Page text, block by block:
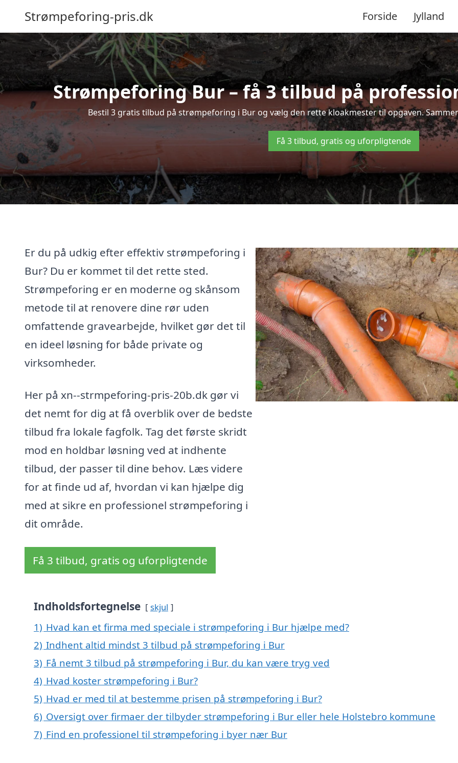
Strømpeforing-pris.dk Forside Jylland
Strømpeforing Bur – få 3 tilbud på
Bestil 3 gratis tilbud på strømpeforing i Bur og vælg den rette kloakmester til opgaven.
Få 3 tilbud, gratis og uforpligtende
Er du på udkig efter effektiv strømpeforing i
Bur? Du er kommet til det rette sted.
Strømpeforing er en moderne og skånsom
metode til at renovere dine rør uden
omfattende gravearbejde, hvilket gør det til
en ideel løsning for både private og
virksomheder.
Her på xn--strmpeforing-pris-20b.dk gør vi
det nemt for dig at få overblik over de bedste
tilbud fra lokale fagfolk. Tag det første skridt
mod en holdbar løsning ved at indhente
tilbud, der passer til dine behov. Læs videre
for at finde ud af, hvordan vi kan hjælpe dig
med at sikre en professionel strømpeforing i
dit område.
Få 3 tilbud, gratis og uforpligtende
Indholdsfortegnelse skjul
1) Hvad kan et firma med speciale i strømpeforing i Bur hjælpe med?
2) Indhent altid mindst 3 tilbud på strømpeforing i Bur
3) Få nemt 3 tilbud på strømpeforing i Bur, du kan være tryg ved
4) Hvad koster strømpeforing i Bur?
5) Hvad er med til at bestemme prisen på strømpeforing i Bur?
6) Oversigt over firmaer der tilbyder strømpeforing i Bur eller hele Holstebro kommune
7) Find en professionel til strømpeforing i byer nær Bur